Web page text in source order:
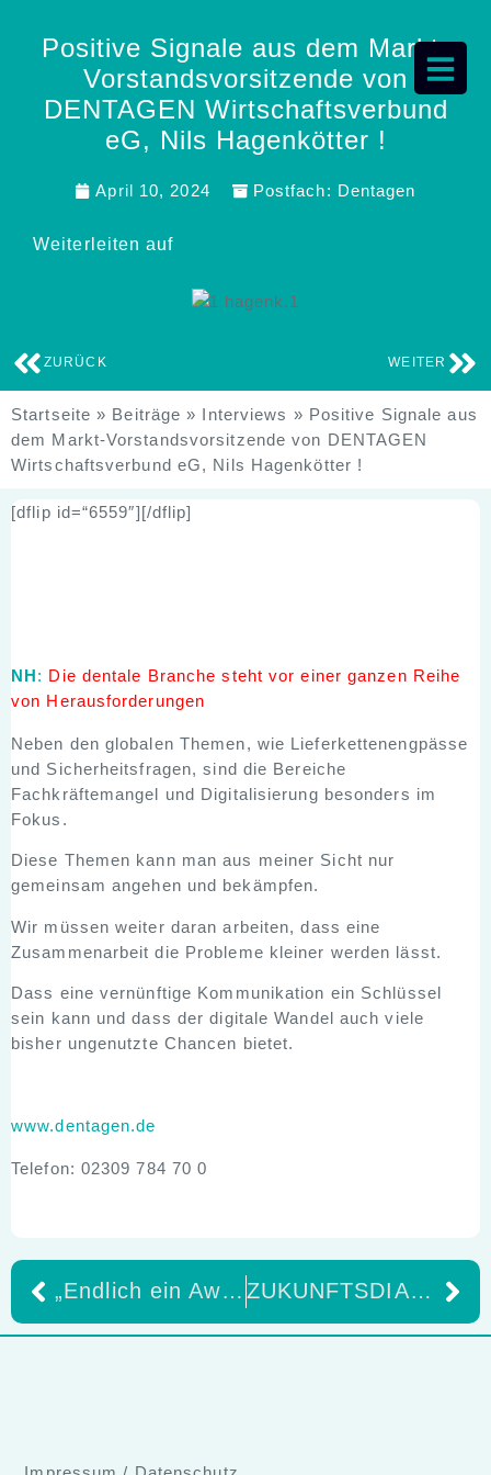
Positive Signale aus dem Markt-
Vorstandsvorsitzende von
DENTAGEN Wirtschaftsverbund
eG, Nils Hagenkötter !
April 10, 2024 Postfach: Dentagen
Weiterleiten auf
ZURÜCK WEITER
Startseite » Beiträge » Interviews » Positive Signale aus
dem Markt-Vorstandsvorsitzende von DENTAGEN
Wirtschaftsverbund eG, Nils Hagenkötter !
[dflip id=“6559″][/dflip]
NH: Die dentale Branche steht vor einer ganzen Reihe
von Herausforderungen
Neben den globalen Themen, wie Lieferkettenengpässe
und Sicherheitsfragen, sind die Bereiche
Fachkräftemangel und Digitalisierung besonders im
Fokus.
Diese Themen kann man aus meiner Sicht nur
gemeinsam angehen und bekämpfen.
Wir müssen weiter daran arbeiten, dass eine
Zusammenarbeit die Probleme kleiner werden lässt.
Dass eine vernünftige Kommunikation ein Schlüssel
sein kann und dass der digitale Wandel auch viele
bisher ungenutzte Chancen bietet.
www.dentagen.de
Telefon: 02309 784 70 0
„Endlich ein Award für eindrucksvolle Leistungen der Dentalhygieniker*innen“ ZUKUNFTSDIALOG DENTAL am 8. Juni in der Schauinsland-Reisen-Arena Duisburg